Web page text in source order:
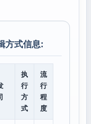
方式信息:
执
行
方
式
流
行
程
度